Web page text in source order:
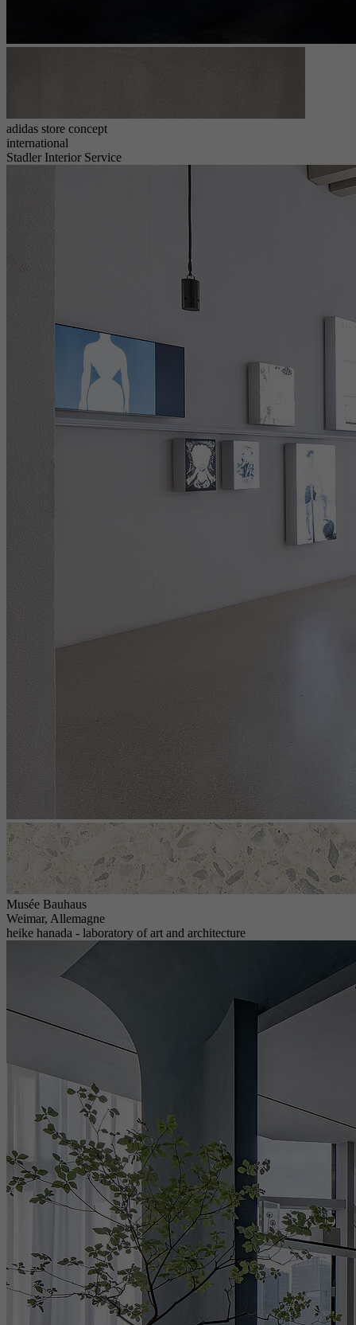
adidas store concept
international
Stadler Interior Service
Musée Bauhaus
Weimar, Allemagne
heike hanada - laboratory of art and architecture